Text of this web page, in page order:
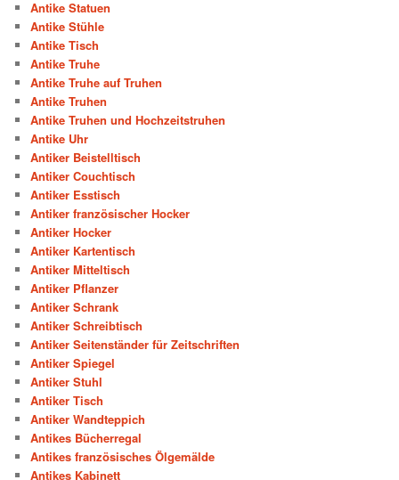
Antike Statuen
Antike Stühle
Antike Tisch
Antike Truhe
Antike Truhe auf Truhen
Antike Truhen
Antike Truhen und Hochzeitstruhen
Antike Uhr
Antiker Beistelltisch
Antiker Couchtisch
Antiker Esstisch
Antiker französischer Hocker
Antiker Hocker
Antiker Kartentisch
Antiker Mitteltisch
Antiker Pflanzer
Antiker Schrank
Antiker Schreibtisch
Antiker Seitenständer für Zeitschriften
Antiker Spiegel
Antiker Stuhl
Antiker Tisch
Antiker Wandteppich
Antikes Bücherregal
Antikes französisches Ölgemälde
Antikes Kabinett